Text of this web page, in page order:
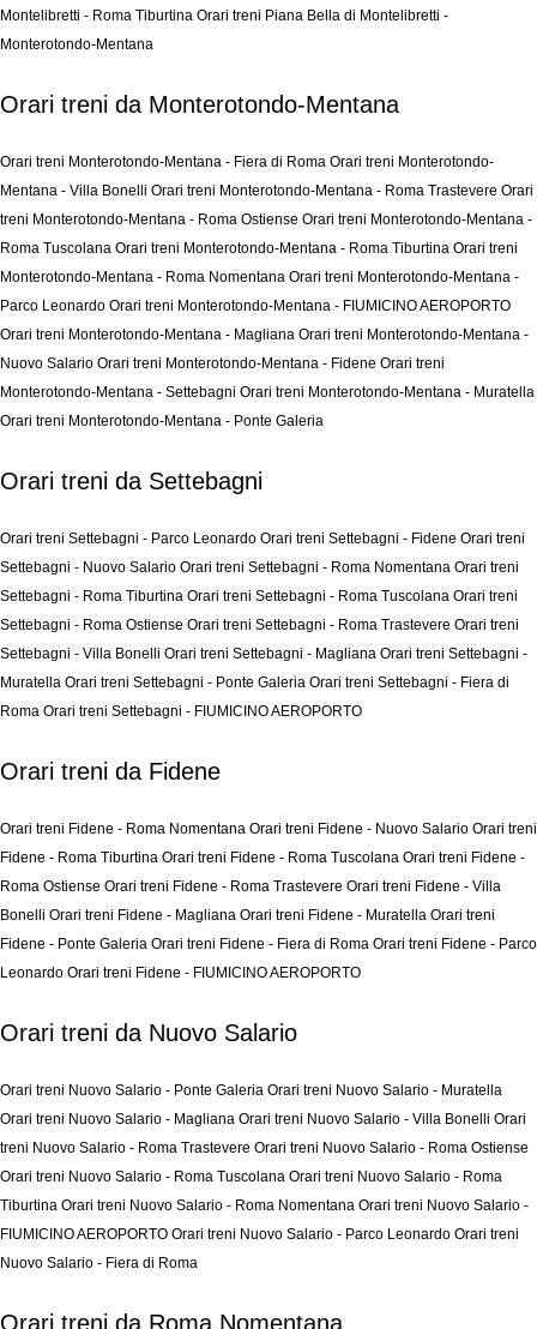
Montelibretti - Roma Tiburtina Orari treni Piana Bella di Montelibretti -
Monterotondo-Mentana
Orari treni da Monterotondo-Mentana
Orari treni Monterotondo-Mentana - Fiera di Roma Orari treni Monterotondo-
Mentana - Villa Bonelli Orari treni Monterotondo-Mentana - Roma Trastevere Orari
treni Monterotondo-Mentana - Roma Ostiense Orari treni Monterotondo-Mentana -
Roma Tuscolana Orari treni Monterotondo-Mentana - Roma Tiburtina Orari treni
Monterotondo-Mentana - Roma Nomentana Orari treni Monterotondo-Mentana -
Parco Leonardo Orari treni Monterotondo-Mentana - FIUMICINO AEROPORTO
Orari treni Monterotondo-Mentana - Magliana Orari treni Monterotondo-Mentana -
Nuovo Salario Orari treni Monterotondo-Mentana - Fidene Orari treni
Monterotondo-Mentana - Settebagni Orari treni Monterotondo-Mentana - Muratella
Orari treni Monterotondo-Mentana - Ponte Galeria
Orari treni da Settebagni
Orari treni Settebagni - Parco Leonardo Orari treni Settebagni - Fidene Orari treni
Settebagni - Nuovo Salario Orari treni Settebagni - Roma Nomentana Orari treni
Settebagni - Roma Tiburtina Orari treni Settebagni - Roma Tuscolana Orari treni
Settebagni - Roma Ostiense Orari treni Settebagni - Roma Trastevere Orari treni
Settebagni - Villa Bonelli Orari treni Settebagni - Magliana Orari treni Settebagni -
Muratella Orari treni Settebagni - Ponte Galeria Orari treni Settebagni - Fiera di
Roma Orari treni Settebagni - FIUMICINO AEROPORTO
Orari treni da Fidene
Orari treni Fidene - Roma Nomentana Orari treni Fidene - Nuovo Salario Orari treni
Fidene - Roma Tiburtina Orari treni Fidene - Roma Tuscolana Orari treni Fidene -
Roma Ostiense Orari treni Fidene - Roma Trastevere Orari treni Fidene - Villa
Bonelli Orari treni Fidene - Magliana Orari treni Fidene - Muratella Orari treni
Fidene - Ponte Galeria Orari treni Fidene - Fiera di Roma Orari treni Fidene - Parco
Leonardo Orari treni Fidene - FIUMICINO AEROPORTO
Orari treni da Nuovo Salario
Orari treni Nuovo Salario - Ponte Galeria Orari treni Nuovo Salario - Muratella
Orari treni Nuovo Salario - Magliana Orari treni Nuovo Salario - Villa Bonelli Orari
treni Nuovo Salario - Roma Trastevere Orari treni Nuovo Salario - Roma Ostiense
Orari treni Nuovo Salario - Roma Tuscolana Orari treni Nuovo Salario - Roma
Tiburtina Orari treni Nuovo Salario - Roma Nomentana Orari treni Nuovo Salario -
FIUMICINO AEROPORTO Orari treni Nuovo Salario - Parco Leonardo Orari treni
Nuovo Salario - Fiera di Roma
Orari treni da Roma Nomentana